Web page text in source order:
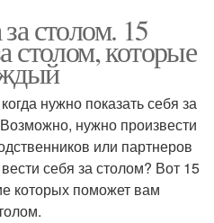
столом. 15
столом, которые
нужно показать себя за
нужно произвести
или партнеров
себя за столом? Вот 15
которых поможет вам